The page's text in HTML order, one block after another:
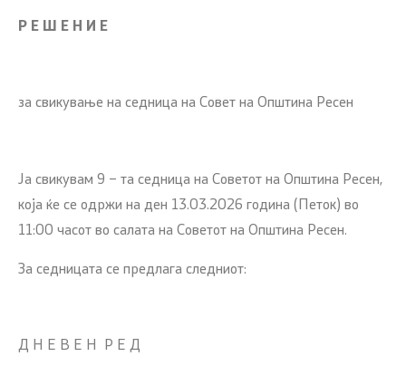
Р Е Ш Е Н И Е
за свикување на седница на Совет на Општина Ресен
Ја свикувам 9 – та седница на Советот на Општина Ресен,
која ќе се одржи на ден 13.03.2026 година (Петок) во
11:00 часот во салата на Советот на Општина Ресен.
За седницата се предлага следниот:
Д Н Е В Е Н Р Е Д